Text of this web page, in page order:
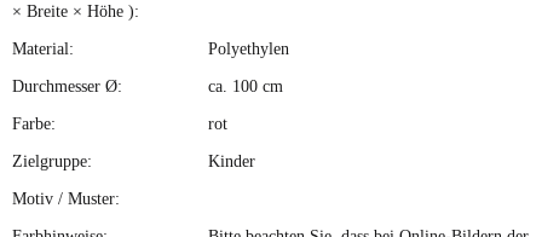
× Breite × Höhe ):
Material: Polyethylen
Durchmesser Ø: ca. 100 cm
Farbe: rot
Zielgruppe: Kinder
Motiv / Muster: